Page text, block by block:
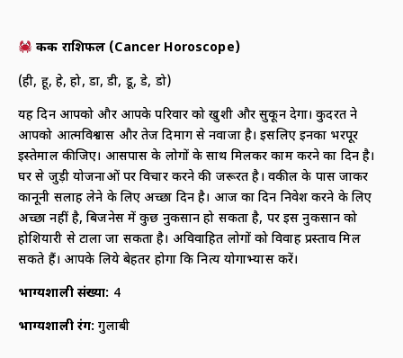
कर्क राशिफल (Cancer Horoscope)
(ही, हू, हे, हो, डा, डी, डू, डे, डो)
यह दिन आपको और आपके परिवार को खुशी और सुकून देगा। कुदरत ने
आपको आत्मविश्वास और तेज दिमाग से नवाजा है। इसलिए इनका भरपूर
इस्तेमाल कीजिए। आसपास के लोगों के साथ मिलकर काम करने का दिन है।
घर से जुड़ी योजनाओं पर विचार करने की जरूरत है। वकील के पास जाकर
कानूनी सलाह लेने के लिए अच्छा दिन है। आज का दिन निवेश करने के लिए
अच्छा नहीं है, बिजनेस में कुछ नुकसान हो सकता है, पर इस नुकसान को
होशियारी से टाला जा सकता है। अविवाहित लोगों को विवाह प्रस्ताव मिल
सकते हैं। आपके लिये बेहतर होगा कि नित्य योगाभ्यास करें।
भाग्यशाली संख्या: 4
भाग्यशाली रंग: गुलाबी